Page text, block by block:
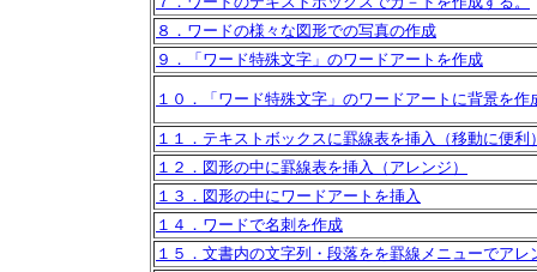
８．ワードの様々な図形での写真の作成
９．「ワード特殊文字」のワードアートを作成
１０．「ワード特殊文字」のワードアートに背景を作
１１．テキストボックスに罫線表を挿入（移動に便利
１２．図形の中に罫線表を挿入（アレンジ）
１３．図形の中にワードアートを挿入
１４．ワードで名刺を作成
１５．文書内の文字列・段落をを罫線メニューでアレ